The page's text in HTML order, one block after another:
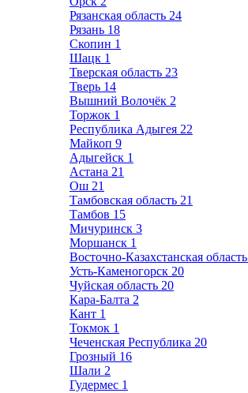
Рязанская область 24
Рязань 18
Скопин 1
Шацк 1
Тверская область 23
Тверь 14
Вышний Волочёк 2
Торжок 1
Республика Адыгея 22
Майкоп 9
Адыгейск 1
Астана 21
Ош 21
Тамбовская область 21
Тамбов 15
Мичуринск 3
Моршанск 1
Восточно-Казахстанская область
Усть-Каменогорск 20
Чуйская область 20
Кара-Балта 2
Кант 1
Токмок 1
Чеченская Республика 20
Грозный 16
Шали 2
Гудермес 1